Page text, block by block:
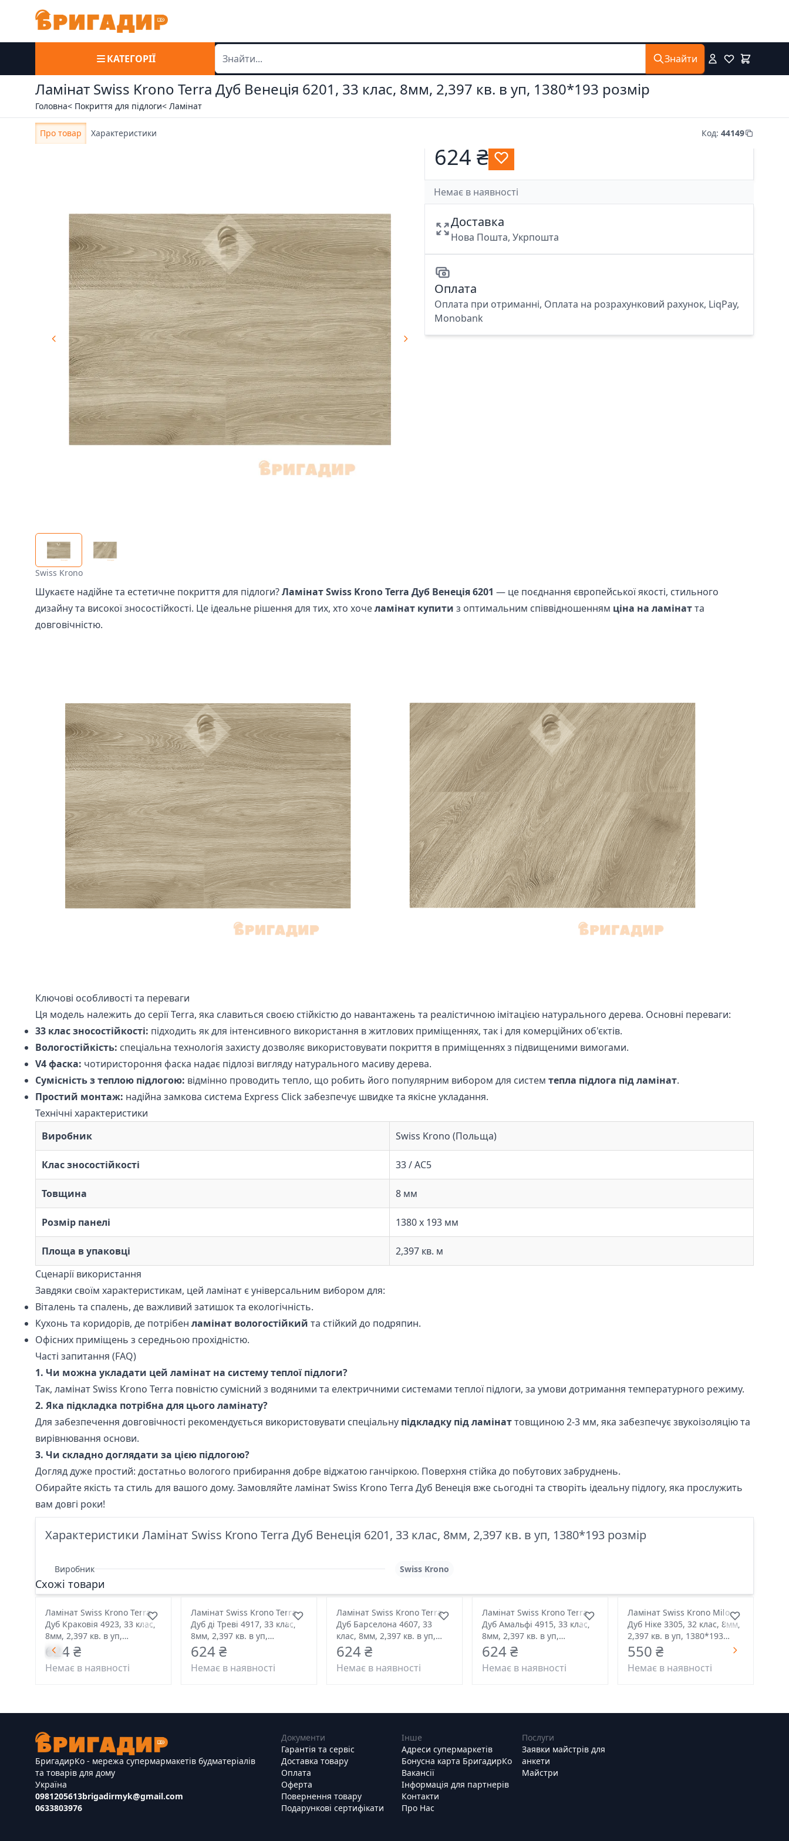
КАТЕГОРІЇ Знайти
Ламінат Swiss Krono Terra Дуб Венеція 6201, 33 клас, 8мм, 2,397 кв. в уп, 1380*193 розмір
Головна< Покриття для підлоги< Ламінат
Про товар Характеристики Код: 44149
Swiss Krono
624 ₴
Немає в наявності
Доставка
Нова Пошта, Укрпошта
Оплата
Оплата при отриманні, Оплата на розрахунковий рахунок, LiqPay,
Monobank
Шукаєте надійне та естетичне покриття для підлоги?Ламінат Swiss Krono Terra Дуб Венеція 6201 — це поєднання європейської якості, стильного
дизайну та високої зносостійкості. Це ідеальне рішення для тих, хто хочеламінат купити з оптимальним співвідношенням ціна на ламінатта
довговічністю.
Ключові особливості та переваги
Ця модель належить до серії Terra, яка славиться своєю стійкістю до навантажень та реалістичною імітацією натурального дерева. Основні переваги:
33 клас зносостійкості: підходить як для інтенсивного використання в житлових приміщеннях, так і для комерційних об'єктів.
Вологостійкість: спеціальна технологія захисту дозволяє використовувати покриття в приміщеннях з підвищеними вимогами.
V4 фаска: чотиристороння фаска надає підлозі вигляду натурального масиву дерева.
Сумісність з теплою підлогою: відмінно проводить тепло, що робить його популярним вибором для систем тепла підлога під ламінат.
Простий монтаж: надійна замкова система Express Click забезпечує швидке та якісне укладання.
Технічні характеристики
Виробник
Swiss Krono (Польща)
Клас зносостійкості 33 / АС5
Товщина 8 мм
Розмір панелі 1380 х 193 мм
Площа в упаковці
2,397 кв. м
Сценарії використання
Завдяки своїм характеристикам, цей ламінат є універсальним вибором для:
Віталень та спалень, де важливий затишок та екологічність.
Кухонь та коридорів, де потрібен ламінат вологостійкий та стійкий до подряпин.
Офісних приміщень з середньою прохідністю.
Часті запитання (FAQ)
1. Чи можна укладати цей ламінат на систему теплої підлоги?
Так, ламінат Swiss Krono Terra повністю сумісний з водяними та електричними системами теплої підлоги, за умови дотримання температурного режиму.
2. Яка підкладка потрібна для цього ламінату?
Для забезпечення довговічності рекомендується використовувати спеціальну підкладку під ламінаттовщиною 2-3 мм, яка забезпечує звукоізоляцію та
вирівнювання основи.
3. Чи складно доглядати за цією підлогою?
Догляд дуже простий: достатньо вологого прибирання добре віджатою ганчіркою. Поверхня стійка до побутових забруднень.
Обирайте якість та стиль для вашого дому. Замовляйте ламінат Swiss Krono Terra Дуб Венеція вже сьогодні та створіть ідеальну підлогу, яка прослужить
вам довгі роки!
Характеристики Ламінат Swiss Krono Terra Дуб Венеція 6201, 33 клас, 8мм, 2,397 кв. в уп, 1380*193 розмір
Виробник Swiss Krono
Схожі товари
Ламінат Swiss Krono Terra
Дуб Краковія 4923, 33 клас,
8мм, 2,397 кв. в уп,
1380*193 розмір
624 ₴
Немає в наявності
Ламінат Swiss Krono Terra
Дуб ді Треві 4917, 33 клас,
8мм, 2,397 кв. в уп,
1380*193 розмір
624 ₴
Немає в наявності
Ламінат Swiss Krono Terra
Дуб Барселона 4607, 33
клас, 8мм, 2,397 кв. в уп,
1380*193 розмір
624 ₴
Немає в наявності
Ламінат Swiss Krono Terra
Дуб Амальфі 4915, 33 клас,
8мм, 2,397 кв. в уп,
1380*193 розмір
624 ₴
Немає в наявності
Ламінат Swiss Krono Milo
Дуб Ніке 3305, 32 клас, 8мм,
2,397 кв. в уп, 1380*193
розмір
550 ₴
Немає в наявності
БригадирКо - мережа супермармакетів будматеріалів
та товарів для дому
Україна
0981205613
0633803976
brigadirmyk@gmail.com
Документи
Гарантія та сервіс
Доставка товару
Оплата
Оферта
Повернення товару
Подарункові сертифікати
Інше
Адреси супермаркетів
Бонусна карта БригадирКо
Вакансії
Інформація для партнерів
Контакти
Про Нас
Послуги
Заявки майстрів для
анкети
Майстри